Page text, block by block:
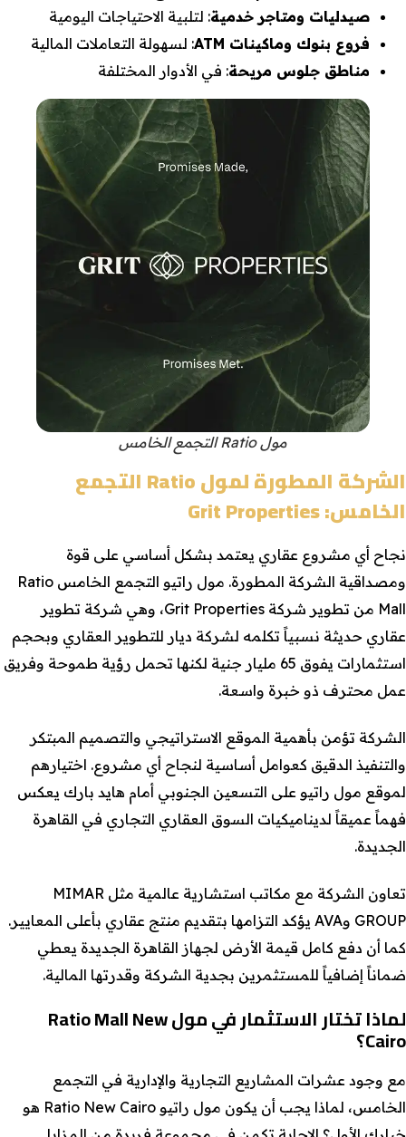
صيدليات ومتاجر خدمية: لتلبية الاحتياجات اليومية
فروع بنوك وماكينات
: لسهولة التعاملات المالية
مناطق جلوس مريحة: في الأدوار المختلفة
مول Ratio التجمع الخامس
الشركة المطورة لمول Ratio التجمع
الخامس: Grit Properties
نجاح أي مشروع عقاري يعتمد بشكل أساسي على قوة
ومصداقية الشركة المطورة. مول راتيو التجمع الخامس Ratio
Mall من تطوير شركة Grit Properties، وهي شركة تطوير
عقاري حديثة نسبياً تكلمه لشركة ديار للتطوير العقاري وبحجم
استثمارات يفوق 65 مليار جنية لكنها تحمل رؤية طموحة وفريق
عمل محترف ذو خبرة واسعة.
الشركة تؤمن بأهمية الموقع الاستراتيجي والتصميم المبتكر
والتنفيذ الدقيق كعوامل أساسية لنجاح أي مشروع. اختيارهم
لموقع مول راتيو على التسعين الجنوبي أمام هايد بارك يعكس
فهماً عميقاً لديناميكيات السوق العقاري التجاري في القاهرة
الجديدة.
تعاون الشركة مع مكاتب استشارية عالمية مثل MIMAR
GROUP وAVA يؤكد التزامها بتقديم منتج عقاري بأعلى المعايير.
كما أن دفع كامل قيمة الأرض لجهاز القاهرة الجديدة يعطي
ضماناً إضافياً للمستثمرين بجدية الشركة وقدرتها المالية.
لماذا تختار الاستثمار في مول Ratio Mall New
Cairo؟
مع وجود عشرات المشاريع التجارية والإدارية في التجمع
الخامس، لماذا يجب أن يكون مول راتيو Ratio New Cairo هو